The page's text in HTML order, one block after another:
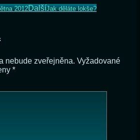
2012DalšíJak děláte lokše?
nebude zveřejněna. Vyžadované
*